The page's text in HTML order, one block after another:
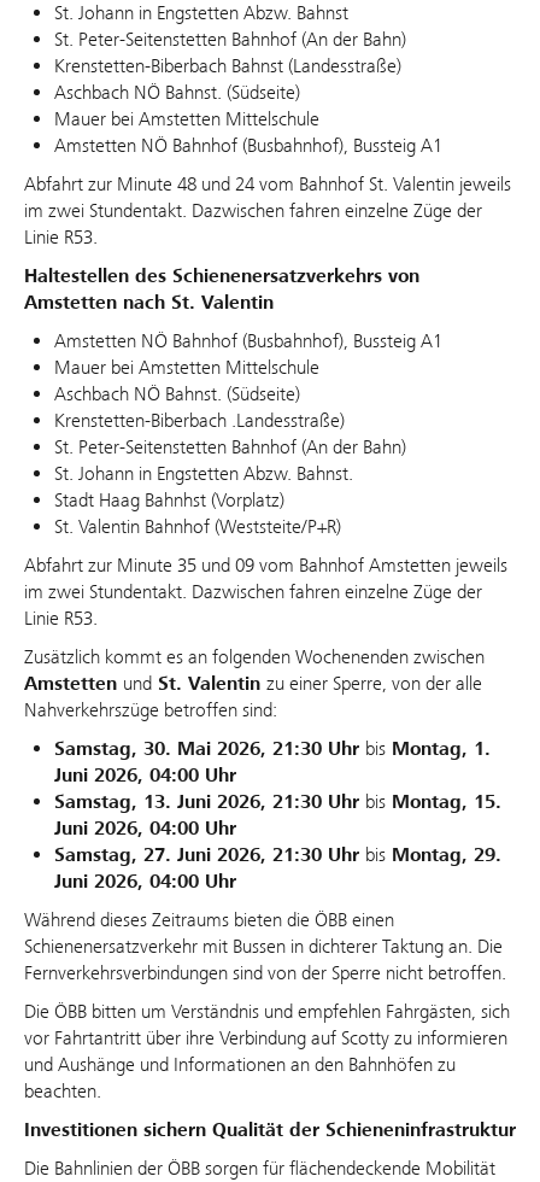
St. Johann in Engstetten Abzw. Bahnst
St. Peter-Seitenstetten Bahnhof (An der Bahn)
Krenstetten-Biberbach Bahnst (Landesstraße)
Aschbach NÖ Bahnst. (Südseite)
Mauer bei Amstetten Mittelschule
Amstetten NÖ Bahnhof (Busbahnhof), Bussteig A1
Abfahrt zur Minute 48 und 24 vom Bahnhof St. Valentin jeweils
im zwei Stundentakt. Dazwischen fahren einzelne Züge der
Linie R53.
Haltestellen des Schienenersatzverkehrs von
Amstetten nach St. Valentin
Amstetten NÖ Bahnhof (Busbahnhof), Bussteig A1
Mauer bei Amstetten Mittelschule
Aschbach NÖ Bahnst. (Südseite)
Krenstetten-Biberbach .Landesstraße)
St. Peter-Seitenstetten Bahnhof (An der Bahn)
St. Johann in Engstetten Abzw. Bahnst.
Stadt Haag Bahnhst (Vorplatz)
St. Valentin Bahnhof (Weststeite/P+R)
Abfahrt zur Minute 35 und 09 vom Bahnhof Amstetten jeweils
im zwei Stundentakt. Dazwischen fahren einzelne Züge der
Linie R53.
Zusätzlich kommt es an folgenden Wochenenden zwischen
Amstetten und St. Valentin zu einer Sperre, von der alle
Nahverkehrszüge betroffen sind:
Samstag, 30. Mai 2026, 21:30 Uhr bis Montag, 1.
Juni 2026, 04:00 Uhr
Samstag, 13. Juni 2026, 21:30 Uhr bis Montag, 15.
Juni 2026, 04:00 Uhr
Samstag, 27. Juni 2026, 21:30 Uhr bis Montag, 29.
Juni 2026, 04:00 Uhr
Während dieses Zeitraums bieten die ÖBB einen
Schienenersatzverkehr mit Bussen in dichterer Taktung an. Die
Fernverkehrsverbindungen sind von der Sperre nicht betroffen.
Die ÖBB bitten um Verständnis und empfehlen Fahrgästen, sich
vor Fahrtantritt über ihre Verbindung auf Scotty zu informieren
und Aushänge und Informationen an den Bahnhöfen zu
beachten.
Investitionen sichern Qualität der Schieneninfrastruktur
Die Bahnlinien der ÖBB sorgen für flächendeckende Mobilität